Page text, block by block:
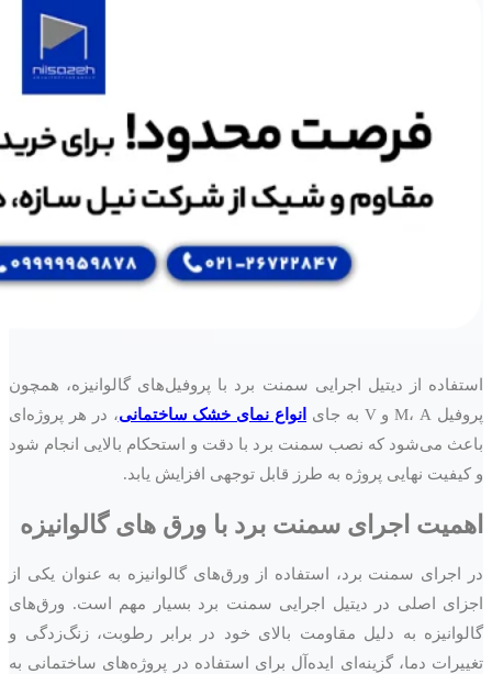
استفاده از دیتیل اجرایی سمنت برد با پروفیل‌های گالوانیزه، همچون
پروفیل M، A و V به جای
انواع نمای خشک ساختمانی، در هر پروژه‌ای
باعث می‌شود که نصب سمنت برد با دقت و استحکام بالایی انجام شود
و کیفیت نهایی پروژه به طرز قابل توجهی افزایش یابد.
اهمیت اجرای سمنت برد با ورق های گالوانیزه
در اجرای سمنت برد، استفاده از ورق‌های گالوانیزه به عنوان یکی از
اجزای اصلی در دیتیل اجرایی سمنت برد بسیار مهم است. ورق‌های
گالوانیزه به دلیل مقاومت بالای خود در برابر رطوبت، زنگ‌زدگی و
تغییرات دما، گزینه‌ای ایده‌آل برای استفاده در پروژه‌های ساختمانی به